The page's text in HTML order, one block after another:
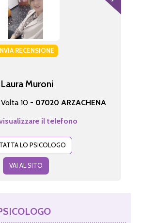
RECENSIONE
Muroni
10 - 07020 ARZACHENA
il telefono
LO PSICOLOGO
VAI AL SITO